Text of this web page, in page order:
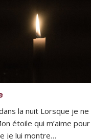
la nuit Lorsque je ne
étoile qui m’aime
je lui montre…